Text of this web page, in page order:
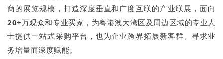
商的展览规模，打造深度垂直和广度互联的产业联展，面向
20+万观众和专业买家，为粤港澳大湾区及周边区域的专业人
士提供一站式采购平台，也为企业跨界拓展新客群、寻求业
务增量而深度赋能。